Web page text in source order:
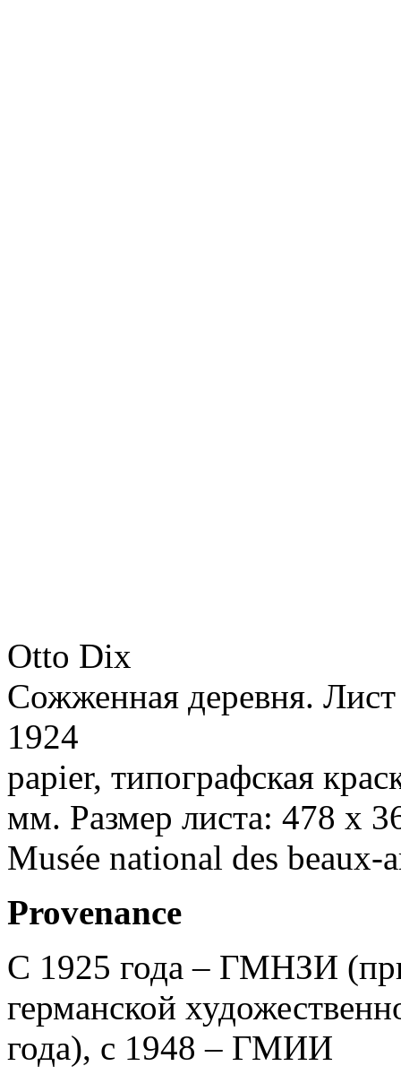
Otto Dix
Сожженная деревня.
1924
papier, типографская
мм. Размер листа: 478 х
Musée national des beaux-
Provenance
С 1925 года – ГМНЗИ
германской
года), с 1948 – ГМИИ